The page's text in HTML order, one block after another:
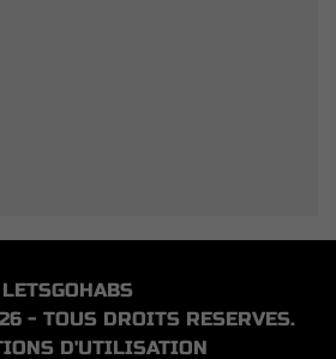
LETSGOHABS
- TOUS DROITS RESERVES.
D'UTILISATION